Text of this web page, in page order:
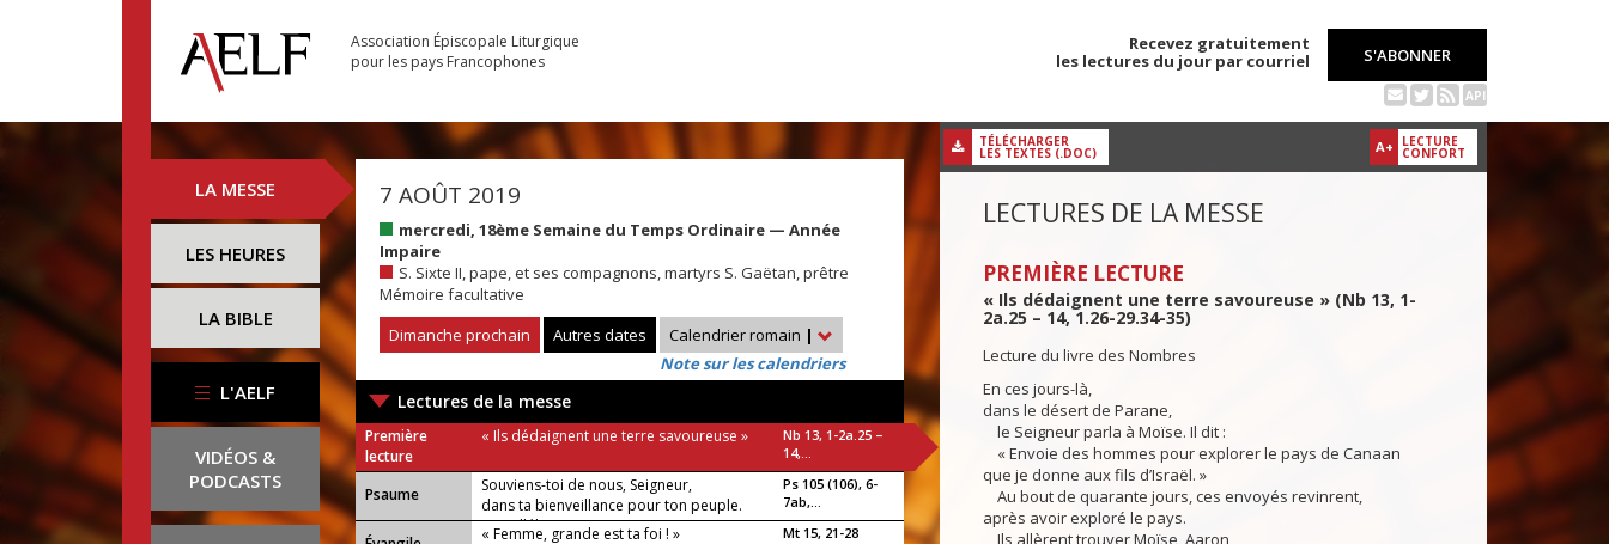
Association Épiscopale Liturgique
pour les pays Francophones
Recevez gratuitement
les lectures du jour par courriel
S'ABONNER
API
LA MESSE
LES HEURES
LA BIBLE
L'AELF
VIDÉOS &
PODCASTS
7 AOÛT 2019
mercredi, 18ème Semaine du Temps Ordinaire — Année
Impaire
S. Sixte II, pape, et ses compagnons, martyrs S. Gaëtan, prêtre
Mémoire facultative
Dimanche prochain
Autres dates Calendrier romain |
Note sur les calendriers
Lectures de la messe
Première
lecture
« Ils dédaignent une terre savoureuse »
Nb 13, 1-2a.25 –
14,...
Psaume
Souviens-toi de nous, Seigneur,
dans ta bienveillance pour ton peuple.
ou : Alléluia !
Ps 105 (106), 6-
7ab,...
« Femme, grande est ta foi ! » Mt 15, 21-28
A+ LECTURE
CONFORT
TÉLÉCHARGER
LES TEXTES (.DOC)
LECTURES DE LA MESSE
PREMIÈRE LECTURE
« Ils dédaignent une terre savoureuse » (Nb 13, 1-
2a.25 – 14, 1.26-29.34-35)
Lecture du livre des Nombres
En ces jours-là,
dans le désert de Parane,
le Seigneur parla à Moïse. Il dit :
« Envoie des hommes pour explorer le pays de Canaan
que je donne aux fils d’Israël. »
Au bout de quarante jours, ces envoyés revinrent,
après avoir exploré le pays.
Ils allèrent trouver Moïse, Aaron